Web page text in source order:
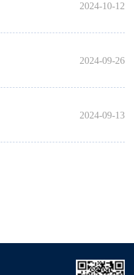
2024-10-12
2024-09-26
2024-09-13